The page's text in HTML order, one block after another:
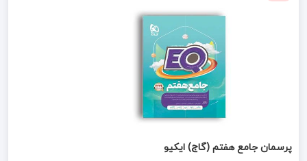
پرسمان جامع هفتم (گاج) ایکیو